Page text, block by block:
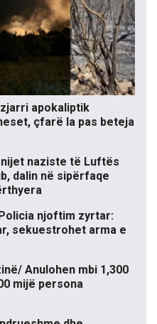
apokaliptik
çfarë la pas beteja
naziste të Luftës
dalin në sipërfaqe
njoftim zyrtar:
sekuestrohet arma e
Anulohen mbi 1,300
mijë persona